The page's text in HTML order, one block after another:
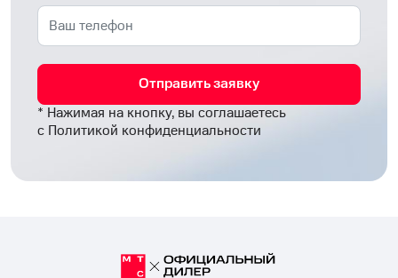
Отправить заявку
* Нажимая на кнопку, вы соглашаетесь
с Политикой конфиденциальности